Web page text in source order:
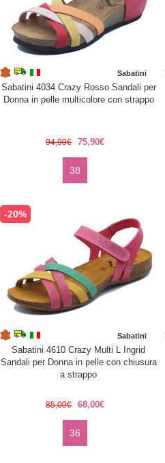
Sabatini
Sabatini 4034 Crazy Rosso Sandali per
Donna in pelle multicolore con strappo
94,90€ 75,90€
38
-20%
Sabatini
Sabatini 4610 Crazy Multi L Ingrid
Sandali per Donna in pelle con chiusura
a strappo
85,00€ 68,00€
36